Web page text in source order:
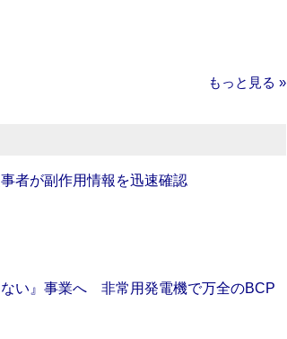
もっと見る »
者が副作用情報を迅速確認
ない』事業へ 非常用発電機で万全のBCP